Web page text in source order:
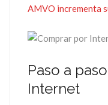
AMVO incrementa
Paso a
Internet